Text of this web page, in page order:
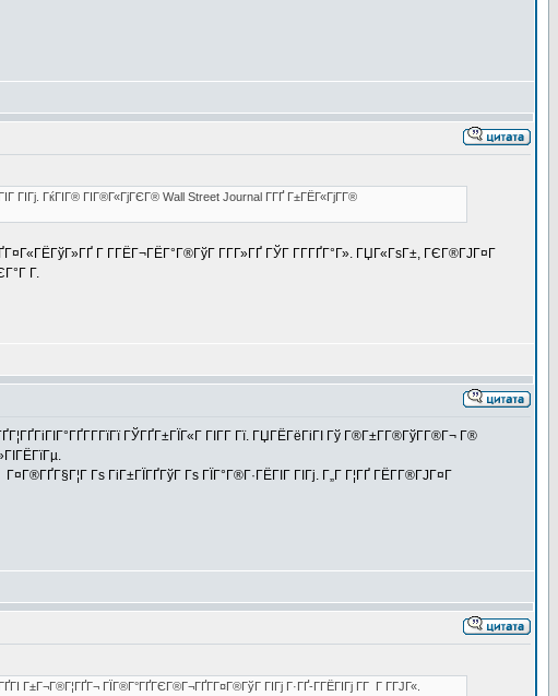
ГІГј. ГќГІГ® ГІГ®Г«ГјГЄГ® Wall Street Journal Г­ГҐ Г±ГЁГ«ГјГ­Г®
Г Г­ГЁГ¬ГЁГ°Г®ГўГ Г­Г­Г»ГҐ ГЎГ Г­Г­ГҐГ°Г». ГЏГ«ГѕГ±, ГЄГ®ГЈГ¤Г
Г­.
ГЎГҐГ±ГЇГ«Г ГІГ­Г Гї. ГЏГЁГёГіГІ Гў Г®Г±Г­Г®ГўГ­Г®Г¬ Г®
Гѕ ГіГ±ГЇГҐГўГ Гѕ ГЇГ°Г®Г·ГЁГІГ ГІГј. Г„Г Г¦ГҐ ГЁГ­Г®ГЈГ¤Г
Г±Г¬Г®Г¦ГҐГ¬ ГЇГ®Г°ГҐГЄГ®Г¬ГҐГ­Г¤Г®ГўГ ГІГј Г·ГҐ-Г­ГЁГІГј Г­Г Г Г­ГЈГ«.